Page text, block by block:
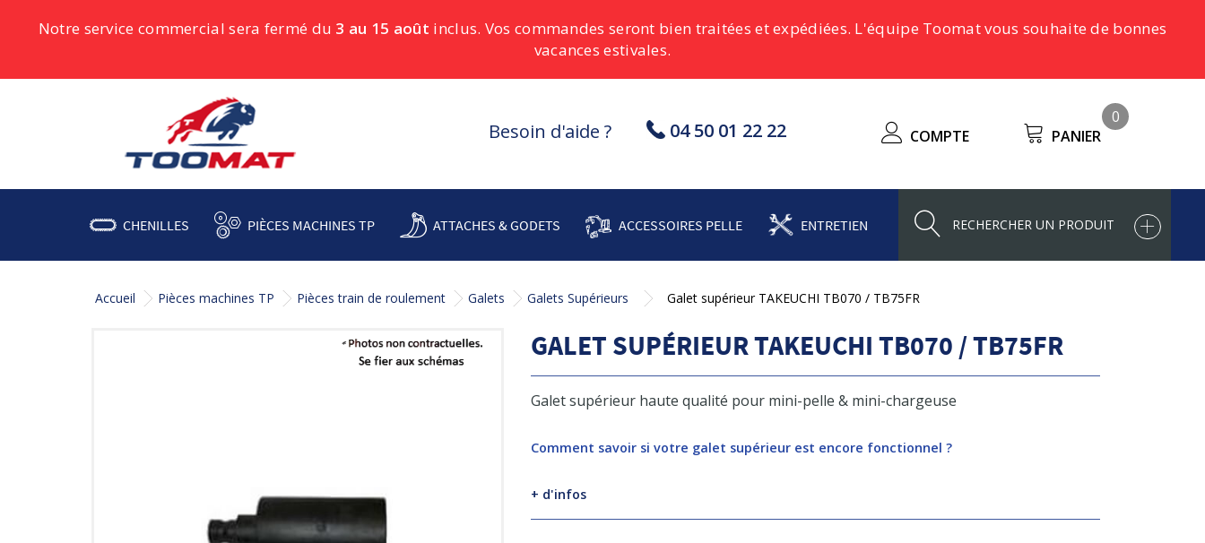
Notre service commercial sera fermé du 3 au 15 août inclus. Vos commandes seront bien traitées et expédiées. L'équipe Toomat vous souhaite de bonnes
vacances estivales.
Besoin d'aide ? 04 50 01 22 22 COMPTE PANIER
0
CHENILLES PIÈCES MACHINES TP ATTACHES & GODETS ACCESSOIRES PELLE ENTRETIEN
Accueil Pièces machines TP Pièces train de roulement Galets Galets Supérieurs Galet supérieur TAKEUCHI TB070 / TB75FR
GALET SUPÉRIEUR TAKEUCHI TB070 / TB75FR
Galet supérieur haute qualité pour mini-pelle & mini-chargeuse
Comment savoir si votre galet supérieur est encore fonctionnel ?
+ d'infos